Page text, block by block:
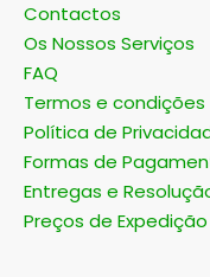
Contactos
Os Nossos Serviços
FAQ
Termos e condições
Política de
Formas de
Entregas e
Preços de Expedição